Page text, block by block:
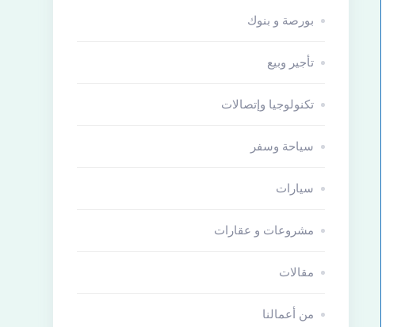
بورصة و بنوك
تأجير وبيع
تكنولوجيا وإتصالات
سياحة وسفر
سيارات
مشروعات و عقارات
مقالات
من أعمالنا